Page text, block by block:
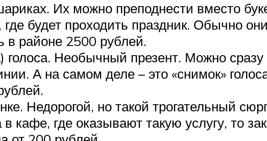
Их можно преподнести вместо
будет проходить праздник. Обычно
в районе 2500 рублей.
голоса. Необычный презент. Можно
А на самом деле – это «снимок»
Недорогой, но такой трогательный
кафе, где оказывают такую услугу, то